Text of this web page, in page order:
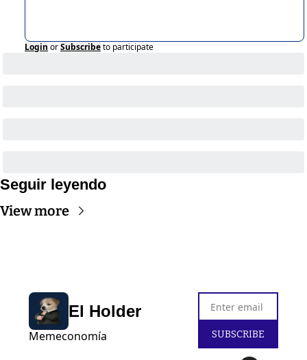
Login orSubscribeto participate
Seguir leyendo
View more
El Holder
Memeconomía SUBSCRIBE